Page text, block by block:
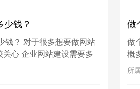
少钱？
钱？ 对于很多想要做网站
关心 企业网站建设需要多
同的网站建设公司报价会
做
做
概
建
所